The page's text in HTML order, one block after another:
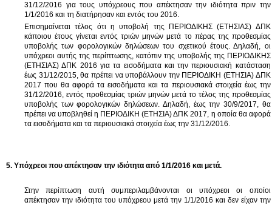
31/12/2016 για τους υπόχρεους που απέκτησαν την ιδιότητα πριν την
1/1/2016 και τη διατήρησαν και εντός του 2016.
Επισημαίνεται τέλος ότι η υποβολή της ΠΕΡΙΟΔΙΚΗΣ (ΕΤΗΣΙΑΣ) ΔΠΚ
κάποιου έτους γίνεται εντός τριών μηνών μετά το πέρας της προθεσμίας
υποβολής των φορολογικών δηλώσεων του σχετικού έτους. Δηλαδή, οι
υπόχρεοι αυτής της περίπτωσης, κατόπιν της υποβολής της ΠΕΡΙΟΔΙΚΗΣ
(ΕΤΗΣΙΑΣ) ΔΠΚ 2016 για τα εισοδήματα και την περιουσιακή κατάσταση
έως 31/12/2015, θα πρέπει να υποβάλλουν την ΠΕΡΙΟΔΙΚΗ (ΕΤΗΣΙΑ) ΔΠΚ
2017 που θα αφορά τα εισοδήματα και τα περιουσιακά στοιχεία έως την
31/12/2016, εντός προθεσμίας τριών μηνών μετά το τέλος της προθεσμίας
υποβολής των φορολογικών δηλώσεων. Δηλαδή, έως την 30/9/2017, θα
πρέπει να υποβληθεί η ΠΕΡΙΟΔΙΚΗ (ΕΤΗΣΙΑ) ΔΠΚ 2017, η οποία θα αφορά
τα εισοδήματα και τα περιουσιακά στοιχεία έως την 31/12/2016.
5. Υπόχρεοι που απέκτησαν την ιδιότητα από 1/1/2016 και μετά.
Στην περίπτωση αυτή συμπεριλαμβάνονται οι υπόχρεοι οι οποίοι
απέκτησαν την ιδιότητα του υπόχρεου μετά την 1/1/2016 και δεν είχαν την